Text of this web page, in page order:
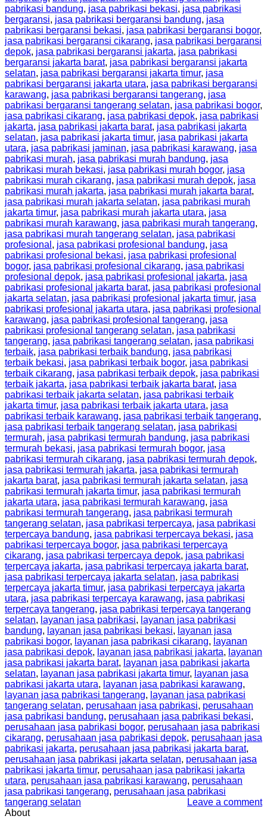
pabrikasi bandung, jasa pabrikasi bekasi, jasa pabrikasi
bergaransi, jasa pabrikasi bergaransi bandung, jasa
pabrikasi bergaransi bekasi, jasa pabrikasi bergaransi bogor,
jasa pabrikasi bergaransi cikarang, jasa pabrikasi bergaransi
depok, jasa pabrikasi bergaransi jakarta, jasa pabrikasi
bergaransi jakarta barat, jasa pabrikasi bergaransi jakarta
selatan, jasa pabrikasi bergaransi jakarta timur, jasa
pabrikasi bergaransi jakarta utara, jasa pabrikasi bergaransi
karawang, jasa pabrikasi bergaransi tangerang, jasa
pabrikasi bergaransi tangerang selatan, jasa pabrikasi bogor,
jasa pabrikasi cikarang, jasa pabrikasi depok, jasa pabrikasi
jakarta, jasa pabrikasi jakarta barat, jasa pabrikasi jakarta
selatan, jasa pabrikasi jakarta timur, jasa pabrikasi jakarta
utara, jasa pabrikasi jaminan, jasa pabrikasi karawang, jasa
pabrikasi murah, jasa pabrikasi murah bandung, jasa
pabrikasi murah bekasi, jasa pabrikasi murah bogor, jasa
pabrikasi murah cikarang, jasa pabrikasi murah depok, jasa
pabrikasi murah jakarta, jasa pabrikasi murah jakarta barat,
jasa pabrikasi murah jakarta selatan, jasa pabrikasi murah
jakarta timur, jasa pabrikasi murah jakarta utara, jasa
pabrikasi murah karawang, jasa pabrikasi murah tangerang,
jasa pabrikasi murah tangerang selatan, jasa pabrikasi
profesional , jasa pabrikasi profesional bandung, jasa
pabrikasi profesional bekasi, jasa pabrikasi profesional
bogor, jasa pabrikasi profesional cikarang, jasa pabrikasi
profesional depok, jasa pabrikasi profesional jakarta, jasa
pabrikasi profesional jakarta barat, jasa pabrikasi profesional
jakarta selatan, jasa pabrikasi profesional jakarta timur, jasa
pabrikasi profesional jakarta utara, jasa pabrikasi profesional
karawang, jasa pabrikasi profesional tangerang, jasa
pabrikasi profesional tangerang selatan, jasa pabrikasi
tangerang, jasa pabrikasi tangerang selatan, jasa pabrikasi
terbaik, jasa pabrikasi terbaik bandung, jasa pabrikasi
terbaik bekasi, jasa pabrikasi terbaik bogor, jasa pabrikasi
terbaik cikarang, jasa pabrikasi terbaik depok, jasa pabrikasi
terbaik jakarta, jasa pabrikasi terbaik jakarta barat, jasa
pabrikasi terbaik jakarta selatan, jasa pabrikasi terbaik
jakarta timur, jasa pabrikasi terbaik jakarta utara, jasa
pabrikasi terbaik karawang, jasa pabrikasi terbaik tangerang,
jasa pabrikasi terbaik tangerang selatan, jasa pabrikasi
termurah, jasa pabrikasi termurah bandung, jasa pabrikasi
termurah bekasi, jasa pabrikasi termurah bogor, jasa
pabrikasi termurah cikarang, jasa pabrikasi termurah depok,
jasa pabrikasi termurah jakarta, jasa pabrikasi termurah
jakarta barat, jasa pabrikasi termurah jakarta selatan, jasa
pabrikasi termurah jakarta timur, jasa pabrikasi termurah
jakarta utara, jasa pabrikasi termurah karawang, jasa
pabrikasi termurah tangerang, jasa pabrikasi termurah
tangerang selatan, jasa pabrikasi terpercaya, jasa pabrikasi
terpercaya bandung, jasa pabrikasi terpercaya bekasi, jasa
pabrikasi terpercaya bogor, jasa pabrikasi terpercaya
cikarang, jasa pabrikasi terpercaya depok, jasa pabrikasi
terpercaya jakarta, jasa pabrikasi terpercaya jakarta barat,
jasa pabrikasi terpercaya jakarta selatan, jasa pabrikasi
terpercaya jakarta timur, jasa pabrikasi terpercaya jakarta
utara, jasa pabrikasi terpercaya karawang, jasa pabrikasi
terpercaya tangerang, jasa pabrikasi terpercaya tangerang
selatan, layanan jasa pabrikasi, layanan jasa pabrikasi
bandung, layanan jasa pabrikasi bekasi, layanan jasa
pabrikasi bogor, layanan jasa pabrikasi cikarang, layanan
jasa pabrikasi depok, layanan jasa pabrikasi jakarta, layanan
jasa pabrikasi jakarta barat, layanan jasa pabrikasi jakarta
selatan, layanan jasa pabrikasi jakarta timur, layanan jasa
pabrikasi jakarta utara, layanan jasa pabrikasi karawang,
layanan jasa pabrikasi tangerang, layanan jasa pabrikasi
tangerang selatan, perusahaan jasa pabrikasi, perusahaan
jasa pabrikasi bandung, perusahaan jasa pabrikasi bekasi,
perusahaan jasa pabrikasi bogor, perusahaan jasa pabrikasi
cikarang, perusahaan jasa pabrikasi depok, perusahaan jasa
pabrikasi jakarta, perusahaan jasa pabrikasi jakarta barat,
perusahaan jasa pabrikasi jakarta selatan, perusahaan jasa
pabrikasi jakarta timur, perusahaan jasa pabrikasi jakarta
utara, perusahaan jasa pabrikasi karawang, perusahaan
jasa pabrikasi tangerang, perusahaan jasa pabrikasi
tangerang selatan
Leave a comment
About